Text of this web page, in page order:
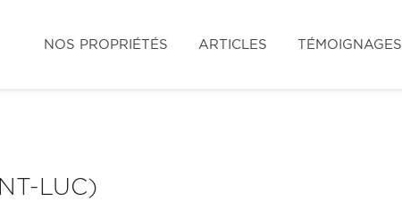
NOS PROPRIÉTÉS ARTICLES TÉMOIGNAGES
LUC)